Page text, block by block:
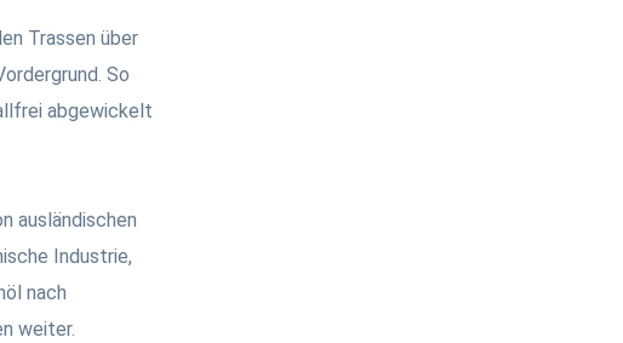
Trassen über
So
abgewickelt
ausländischen
Industrie,
nach
weiter.